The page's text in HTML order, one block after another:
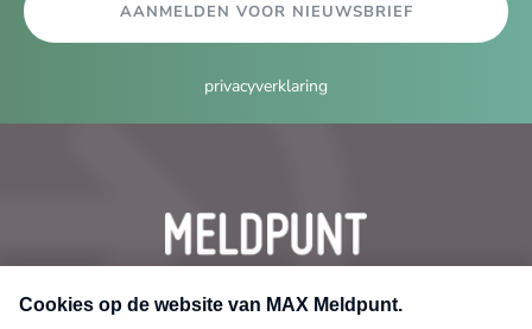
AANMELDEN VOOR NIEUWSBRIEF
privacyverklaring